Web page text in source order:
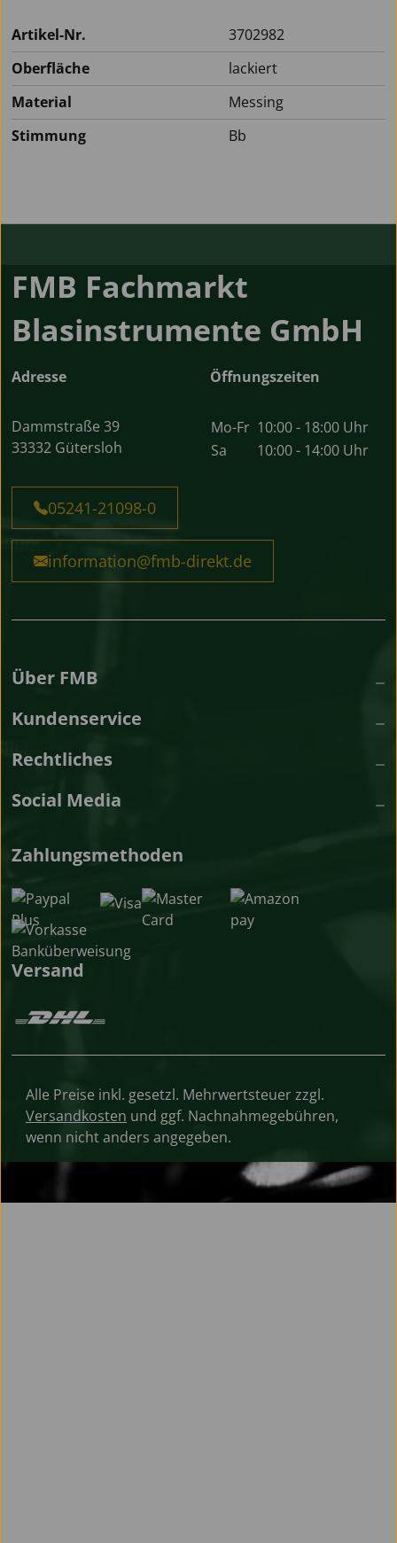
Artikel-Nr.
3702982
Oberfläche
lackiert
Material
Messing
Stimmung
Bb
FMB Fachmarkt
Blasinstrumente GmbH
Adresse
Dammstraße 39
33332 Gütersloh
Öffnungszeiten
Mo-Fr 10:00 - 18:00 Uhr
Sa
10:00 - 14:00 Uhr
05241-21098-0
information@fmb-direkt.de
Über FMB
Kundenservice
Rechtliches
Social Media
Zahlungsmethoden
Versand
Alle Preise inkl. gesetzl. Mehrwertsteuer zzgl.
Versandkosten und ggf. Nachnahmegebühren,
wenn nicht anders angegeben.